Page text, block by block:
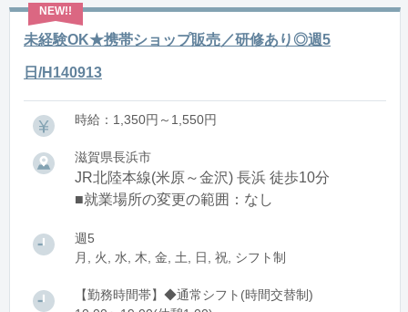
未経験OK★携帯ショップ販売／研修あり◎週5
日/H140913
時給：1,350円～1,550円
滋賀県長浜市
JR北陸本線(米原～金沢) 長浜 徒歩10分
■就業場所の変更の範囲：なし
週5
月, 火, 水, 木, 金, 土, 日, 祝, シフト制
【勤務時間帯】◆通常シフト(時間交替制)